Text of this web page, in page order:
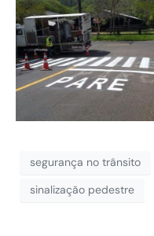
segurança no trânsito
sinalização pedestre